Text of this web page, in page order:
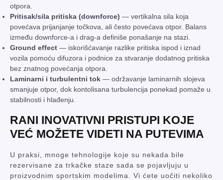
otpora.
Pritisak/sila pritiska (downforce) — vertikalna sila koja
povećava prijanjanje točkova, ali često povećava otpor. Balans
između downforce-a i drag-a definiše ponašanje na stazi.
Ground effect — iskorišćavanje razlike pritiska ispod i iznad
vozila pomoću difuzora i podnice za stvaranje dodatnog pritiska
bez znatnog povećanja otpora.
Laminarni i turbulentni tok — održavanje laminarnih slojeva
smanjuje otpor, dok kontolisana turbulencija ponekad pomaže u
stabilnosti i hlađenju.
RANI INOVATIVNI PRISTUPI KOJE
VEĆ MOŽETE VIDETI NA PUTEVIMA
U praksi, mnoge tehnologije koje su nekada bile
rezervisane za trkačke staze sada se pojavljuju u
proizvodnim sportskim modelima. Vi ćete uočiti nekoliko